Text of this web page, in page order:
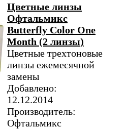
Цветные линзы
Офтальмикс
Butterfly Color One
Month (2 линзы)
Цветные трехтоновые
линзы ежемесячной
замены
Добавлено:
12.12.2014
Производитель:
Офтальмикс